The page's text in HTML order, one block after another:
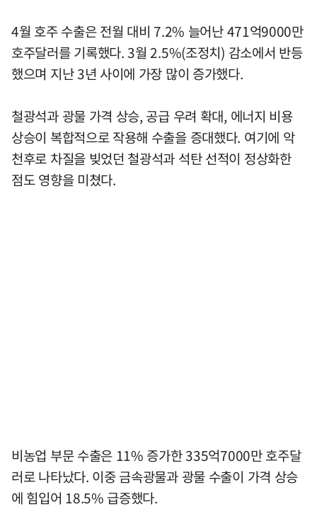
4월 호주 수출은 전월 대비 7.2% 늘어난 471억9000만
호주달러를 기록했다. 3월 2.5%(조정치) 감소에서 반등
했으며 지난 3년 사이에 가장 많이 증가했다.
철광석과 광물 가격 상승, 공급 우려 확대, 에너지 비용
상승이 복합적으로 작용해 수출을 증대했다. 여기에 악
천후로 차질을 빚었던 철광석과 석탄 선적이 정상화한
점도 영향을 미쳤다.
비농업 부문 수출은 11% 증가한 335억7000만 호주달
러로 나타났다. 이중 금속광물과 광물 수출이 가격 상승
에 힘입어 18.5% 급증했다.